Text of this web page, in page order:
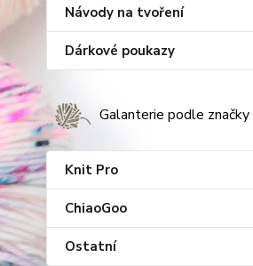
Návody na tvoření
Dárkové poukazy
Galanterie podle značky
Knit Pro
ChiaoGoo
Ostatní